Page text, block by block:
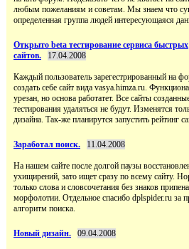
любым пожеланиям и советам. Мы знаем что
определенная группа людей интересующаяся
Открыто beta тестирование сервиса быстрых
сайтов.
17.04.2008
Каждый пользователь зарегестрированный на
создать себе сайт вида vasya.himza.ru.
урезан, но основа работатет. Все сайты
тестирования удаляться не будут. Изменятся
дизайна. Так-же планирутся запустить рейтинг
Заработал поиск. 11.04.2008
На нашем сайте после долгой паузы
ухищирений, зато ищет сразу по всему сайту.
только слова и словсочетания без знаков
морфолотии. Отдельное спасибо dplspider.ru за
алгоритм поиска.
Новый дизайн. 09.04.2008